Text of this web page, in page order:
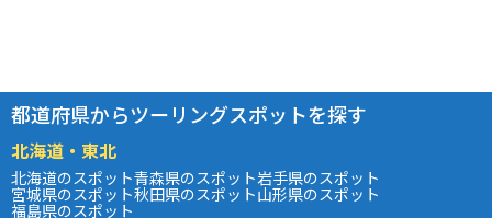
都道府県からツーリングスポットを探す
北海道・東北
北海道のスポット青森県のスポット岩手県のスポット
宮城県のスポット秋田県のスポット山形県のスポット
福島県のスポット